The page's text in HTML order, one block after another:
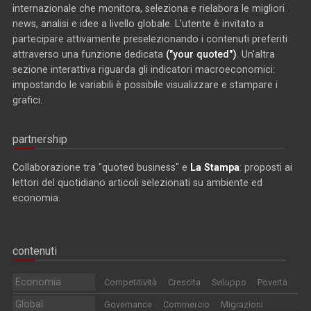
internazionale che monitora, seleziona e rielabora le migliori
news, analisi e idee a livello globale. L'utente è invitato a
partecipare attivamente preselezionando i contenuti preferiti
attraverso una funzione dedicata ("your quoted") . Un'altra
sezione interattiva riguarda gli indicatori macroeconomici:
impostando le variabili è possibile visualizzare e stampare i
grafici.
partnership
Collaborazione tra "quoted business" e La Stampa: proposti ai
lettori del quotidiano articoli selezionati su ambiente ed
economia.
contenuti
Economia Competitività Crescita Sviluppo Povertà
Global Governance Commercio Migrazioni